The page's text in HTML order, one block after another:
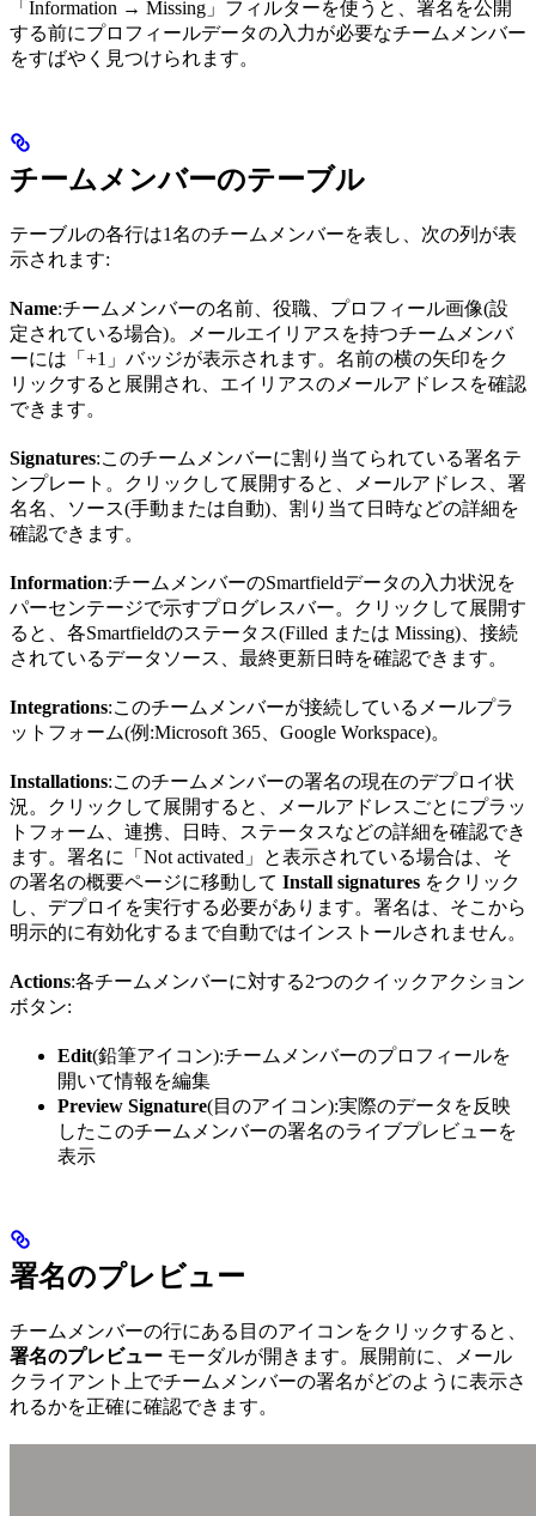
「Information → Missing」フィルターを使うと、署名を公開
する前にプロフィールデータの入力が必要なチームメンバー
をすばやく見つけられます。
チームメンバーのテーブル
テーブルの各行は1名のチームメンバーを表し、次の列が表
示されます:
Name:チームメンバーの名前、役職、プロフィール画像(設
定されている場合)。メールエイリアスを持つチームメンバ
ーには「+1」バッジが表示されます。名前の横の矢印をク
リックすると展開され、エイリアスのメールアドレスを確認
できます。
Signatures:このチームメンバーに割り当てられている署名テ
ンプレート。クリックして展開すると、メールアドレス、署
名名、ソース(手動または自動)、割り当て日時などの詳細を
確認できます。
Information:チームメンバーのSmartfieldデータの入力状況を
パーセンテージで示すプログレスバー。クリックして展開す
ると、各Smartfieldのステータス(Filled または Missing)、接続
されているデータソース、最終更新日時を確認できます。
Integrations:このチームメンバーが接続しているメールプラ
ットフォーム(例:Microsoft 365、Google Workspace)。
Installations:このチームメンバーの署名の現在のデプロイ状
況。クリックして展開すると、メールアドレスごとにプラッ
トフォーム、連携、日時、ステータスなどの詳細を確認でき
ます。署名に「Not activated」と表示されている場合は、そ
の署名の概要ページに移動して Install signatures をクリック
し、デプロイを実行する必要があります。署名は、そこから
明示的に有効化するまで自動ではインストールされません。
Actions:各チームメンバーに対する2つのクイックアクション
ボタン:
Edit(鉛筆アイコン):チームメンバーのプロフィールを
開いて情報を編集
Preview Signature(目のアイコン):実際のデータを反映
したこのチームメンバーの署名のライブプレビューを
表示
署名のプレビュー
チームメンバーの行にある目のアイコンをクリックすると、
署名のプレビュー モーダルが開きます。展開前に、メール
クライアント上でチームメンバーの署名がどのように表示さ
れるかを正確に確認できます。